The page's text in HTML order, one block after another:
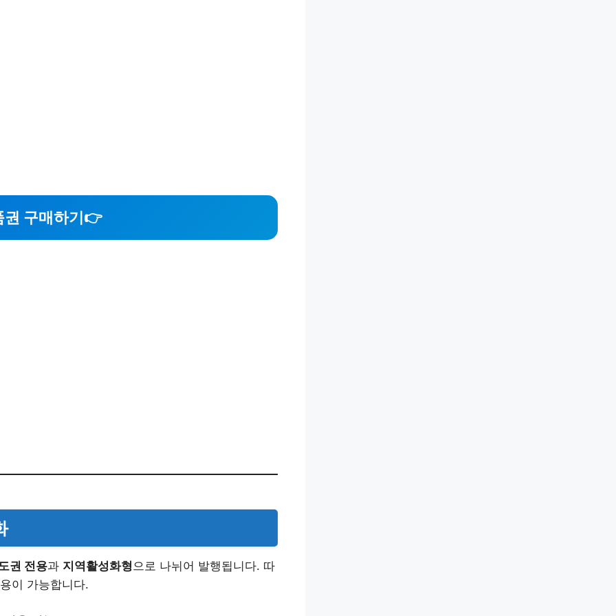
권 구매하기👉
권 전용과 지역활성화형으로 나뉘어 발행됩니다. 따
이 가능합니다.